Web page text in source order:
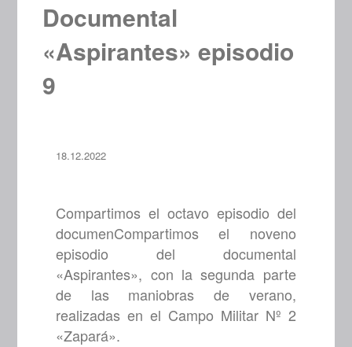
Documental
«Aspirantes» episodio
9
18.12.2022
Compartimos el octavo episodio del
documenCompartimos el noveno
episodio del documental
«Aspirantes», con la segunda parte
de las maniobras de verano,
realizadas en el Campo Militar Nº 2
«Zapará».